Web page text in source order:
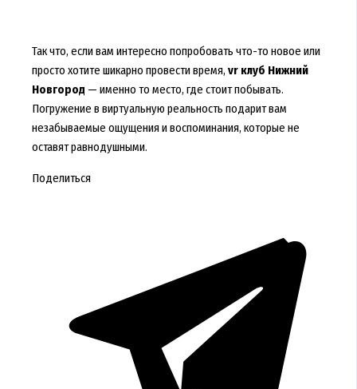
Так что, если вам интересно попробовать что-то новое или
просто хотите шикарно провести время, vr клуб Нижний
Новгород — именно то место, где стоит побывать.
Погружение в виртуальную реальность подарит вам
незабываемые ощущения и воспоминания, которые не
оставят равнодушными.
Поделиться